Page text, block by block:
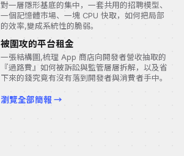
對一層隱形基底的集中，一套共用的招聘模型、
一個記憶體市場、一塊 CPU 快取，如何把局部
的效率,變成系統性的脆弱。
被圍攻的平台租金
一張結構圖,梳理 App 商店向開發者營收抽取的
『過路費』如何被訴訟與監管層層拆解，以及省
下來的錢究竟有沒有落到開發者與消費者手中。
瀏覽全部簡報 →